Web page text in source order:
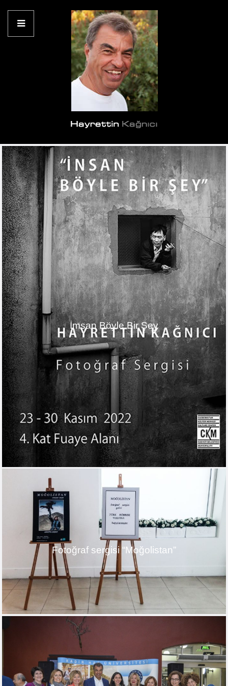
İmsan Böyle Bir Şey
Fotoğraf sergisi “Moğolistan”